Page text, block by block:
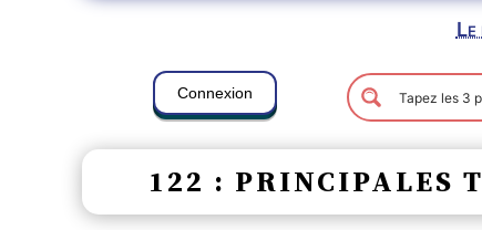
Connexion
122 : PRINCIPALES